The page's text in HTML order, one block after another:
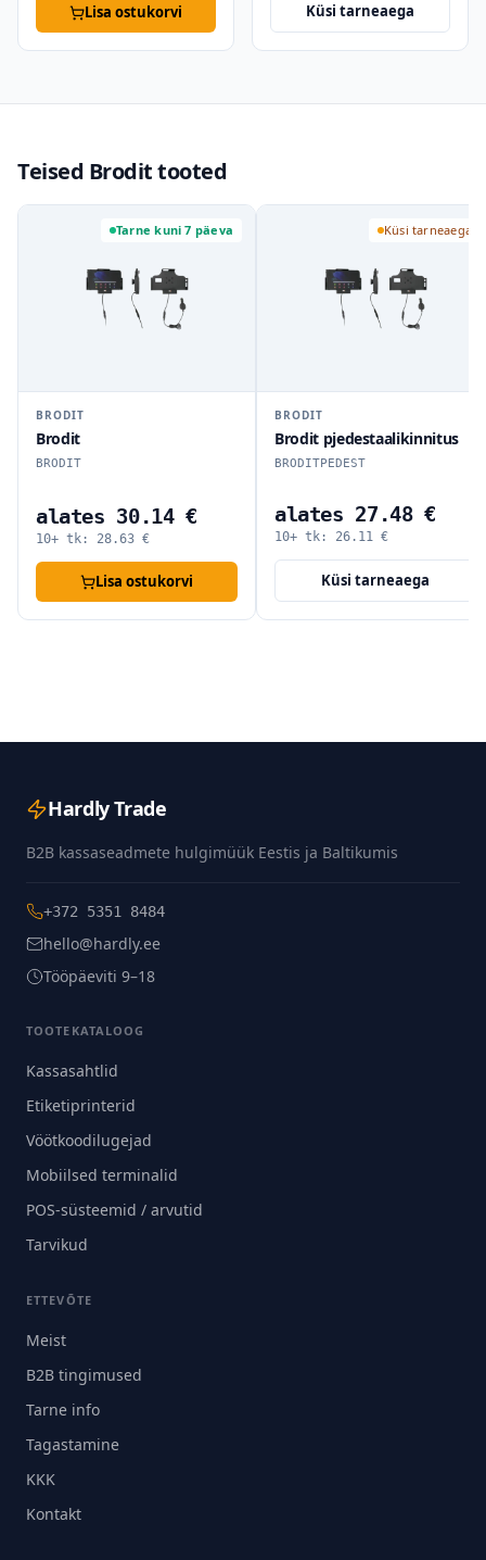
Lisa ostukorvi Küsi tarneaega
Teised Brodit tooted
Tarne kuni 7 päeva
BRODIT
Brodit
BRODIT
alates 30.14 €
10+ tk: 28.63 €
Lisa ostukorvi
Küsi tarneaega
BRODIT
Brodit pjedestaalikinnitus
BRODITPEDEST
alates 27.48 €
10+ tk: 26.11 €
Küsi tarneaega
Hardly Trade
B2B kassaseadmete hulgimüük Eestis ja Baltikumis
+372 5351 8484
hello@hardly.ee
Tööpäeviti 9–18
TOOTEKATALOOG
Kassasahtlid
Etiketiprinterid
Vöötkoodilugejad
Mobiilsed terminalid
POS-süsteemid / arvutid
Tarvikud
ETTEVÕTE
Meist
B2B tingimused
Tarne info
Tagastamine
KKK
Kontakt